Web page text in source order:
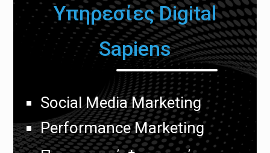
Υπηρεσίες Digital
Sapiens
Social Media Marketing
Performance Marketing